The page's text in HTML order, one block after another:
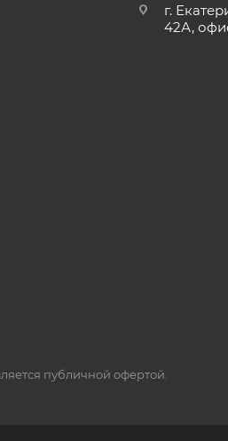
г.
42А,
публичной офертой.